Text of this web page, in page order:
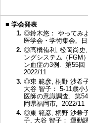
■ 学会発表
1. ◎鈴木悠： やってみ
医学会・学術集会,
2. ◎髙橋侑利, 松岡尚史,
ングシステム（FGM
ン血症の3例. 第55
2022/11
3. ◎東 範彦, 桐野 沙希
大谷 智子： 5-11歳小
医師の意識調査. 第
岡県福岡市, 2022/11
4. ◎東 範彦, 桐野 沙希
子, 大谷 智子： 運動